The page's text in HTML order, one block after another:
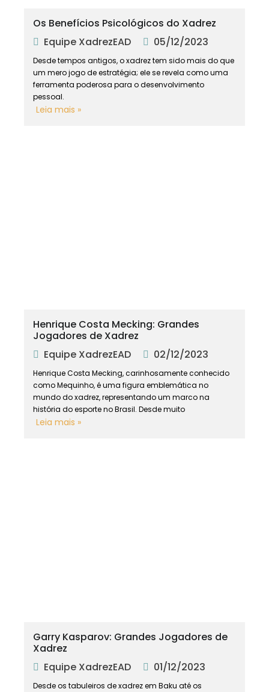
Os Benefícios Psicológicos do Xadrez
Equipe XadrezEAD
05/12/2023
Desde tempos antigos, o xadrez tem sido mais do que
um mero jogo de estratégia; ele se revela como uma
ferramenta poderosa para o desenvolvimento
pessoal.
Leia mais »
Henrique Costa Mecking: Grandes
Jogadores de Xadrez
Equipe XadrezEAD
02/12/2023
Henrique Costa Mecking, carinhosamente conhecido
como Mequinho, é uma figura emblemática no
mundo do xadrez, representando um marco na
história do esporte no Brasil. Desde muito
Leia mais »
Garry Kasparov: Grandes Jogadores de
Xadrez
Equipe XadrezEAD
01/12/2023
Desde os tabuleiros de xadrez em Baku até os